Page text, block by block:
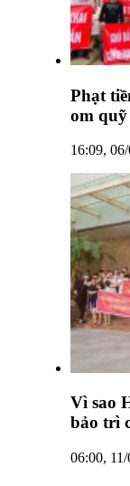
Phạt
om
16:09,
Vì sao
bảo trì
06:00,